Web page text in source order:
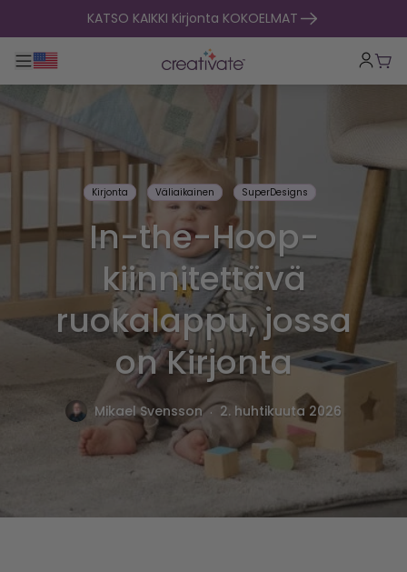
Siirry sisältöönKATSO KAIKKI Kirjonta KOKOELMAT
Toggle päänavigointi
Kirjonta Väliaikainen SuperDesigns
In-the-Hoop-
kiinnitettävä
ruokalappu, jossa
on Kirjonta
Mikael Svensson . 2. huhtikuuta 2026